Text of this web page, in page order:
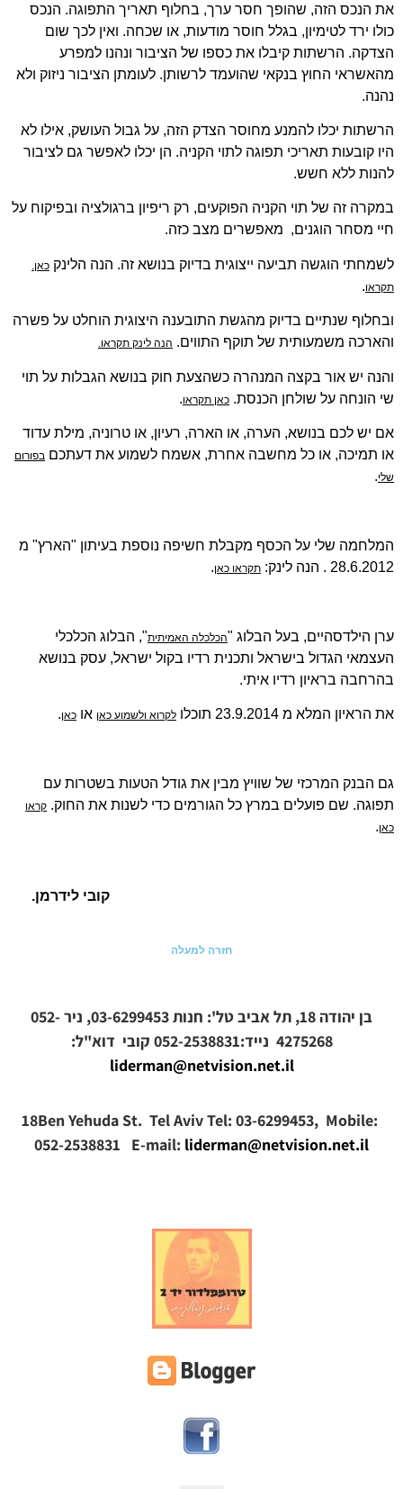
את הנכס הזה, שהופך חסר ערך, בחלוף תאריך התפוגה. הנכס
כולו ירד לטימיון, בגלל חוסר מודעות, או שכחה. ואין לכך שום
הצדקה. הרשתות קיבלו את כספו של הציבור ונהנו למפרע
מהאשראי החוץ בנקאי שהועמד לרשותן. לעומתן הציבור ניזוק ולא
נהנה.
הרשתות יכלו להמנע מחוסר הצדק הזה, על גבול העושק, אילו לא
היו קובעות תאריכי תפוגה לתוי הקניה. הן יכלו לאפשר גם לציבור
להנות ללא חשש.
במקרה זה של תוי הקניה הפוקעים, רק ריפיון ברגולציה ובפיקוח על
חיי מסחר הוגנים, מאפשרים מצב כזה.
לשמחתי הוגשה תביעה ייצוגית בדיוק בנושא זה. הנה הלינק כאן.
תקראו.
ובחלוף שנתיים בדיוק מהגשת התובענה היצוגית הוחלט על פשרה
והארכה משמעותית של תוקף התווים. הנה לינק תקראו.
והנה יש אור בקצה המנהרה כשהצעת חוק בנושא הגבלות על תוי
שי הונחה על שולחן הכנסת. כאן תקראו.
אם יש לכם בנושא, הערה, או הארה, רעיון, או טרוניה, מילת עדוד
או תמיכה, או כל מחשבה אחרת, אשמח לשמוע את דעתכם בפורום
שלי.
המלחמה שלי על הכסף מקבלת חשיפה נוספת בעיתון "הארץ" מ
28.6.2012 . הנה לינק:
תקראו כאן.
ערן הילדסהיים, בעל הבלוג "הכלכלה האמיתית", הבלוג הכלכלי
העצמאי הגדול בישראל ותכנית רדיו בקול ישראל, עסק בנושא
בהרחבה בראיון רדיו איתי.
את הראיון המלא מ 23.9.2014 תוכלו לקרוא ולשמוע כאן או כאן.
גם הבנק המרכזי של שוויץ מבין את גודל הטעות בשטרות עם
תפוגה. שם פועלים במרץ כל הגורמים כדי לשנות את החוק. קראו
כאן.
קובי לידרמן.
חזרה למעלה
בן יהודה 18, תל אביב טל': חנות 03-6299453, ניר 052-
4275268 נייד:052-2538831
קובי דוא"ל:
liderman@netvision.net.il
18Ben Yehuda St. Tel Aviv Tel: 03-6299453, Mobile:
052-2538831 E-mail: liderman@netvision.net.il